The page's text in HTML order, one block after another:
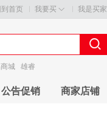
到首页 我要买 我是买家
城 雄睿
公告促销 商家店铺